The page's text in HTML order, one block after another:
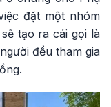
đặt một nhóm
tạo ra cái gọi là
đều tham gia